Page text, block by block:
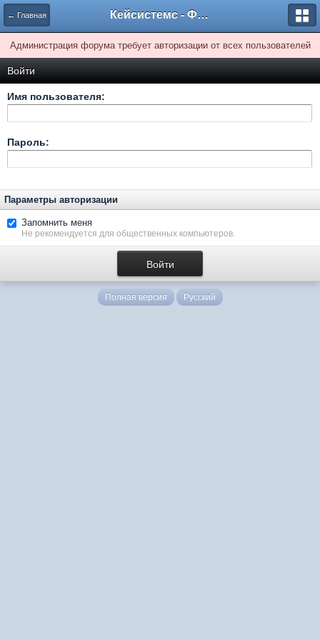
← Главная Кейсистемс - Форумы
Администрация форума требует авторизации от всех пользователей
Войти
Имя пользователя:
Пароль:
Параметры авторизации
Запомнить меня
Не рекомендуется для общественных компьютеров.
Полная версия Русский